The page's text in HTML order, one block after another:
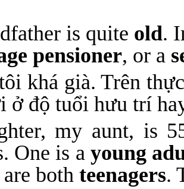
is quite old.
pensioner, or a
khá già. Trên
ở độ tuổi hưu trí
my aunt, is
One is a young
both teenagers.